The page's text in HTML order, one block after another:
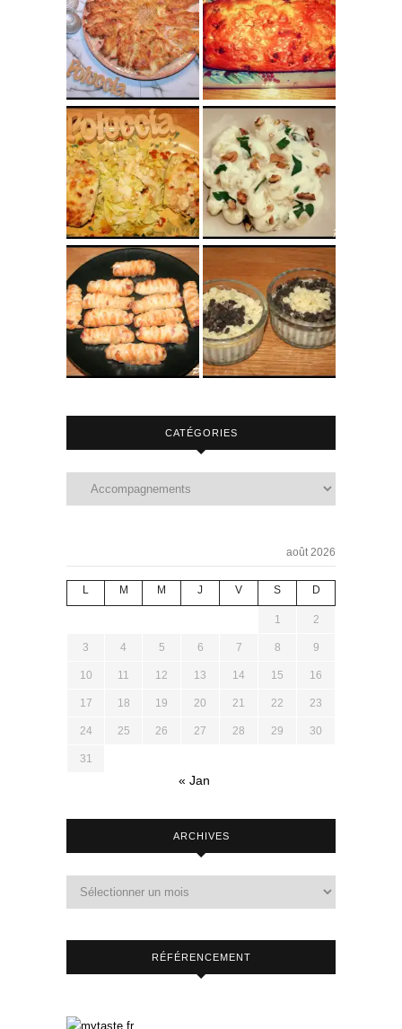
CATÉGORIES
août 2026
L M M J V S D
1 2
3 4 5 6 7 8 9
10 11 12 13 14 15 16
17 18 19 20 21 22 23
24 25 26 27 28 29 30
31
« Jan
ARCHIVES
RÉFÉRENCEMENT